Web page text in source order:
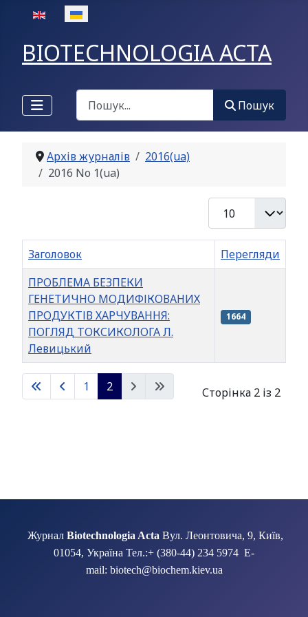
Оберіть свою мову
BIOTECHNOLOGIA ACTA
Пошук
Пошук
Архів журналів
2016(ua)
2016 No 1(ua)
Таблиця статей
Заголовок
Перегляди
ПРОБЛЕМА БЕЗПЕКИ
ГЕНЕТИЧНО МОДИФІКОВАНИХ
ПРОДУКТІВ ХАРЧУВАННЯ:
ПОГЛЯД ТОКСИКОЛОГА Л.
Левицький
1664
Сторінка 2 із 2
1 2
Журнал Biotechnologia Acta Вул. Леонтовича, 9, Київ,
01054, Україна Тел.:+ (380-44) 234 5974 E-
mail: biotech@biochem.kiev.ua